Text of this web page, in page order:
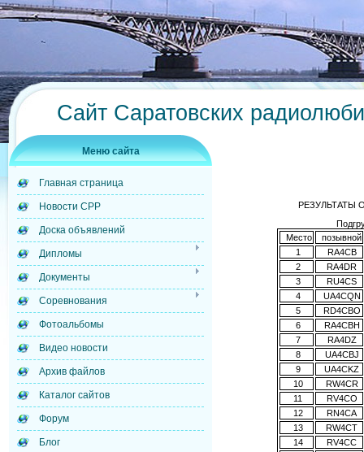
Сайт Саратовских
Меню сайта
Главная страница
Новости СРР
Доска объявлений
Дипломы
Документы
Соревнования
Фотоальбомы
Видео новости
Архив файлов
Каталог сайтов
Форум
Блог
РЕЗУЛЬТАТЫ
Место
позывной
1
RA4CB
2
RA4DR
3
RU4CS
4
UA4CQN
5
RD4CBO
6
RA4CBH
7
RA4DZ
8
UA4CBJ
9
UA4CKZ
10
RW4CR
11
RV4CO
12
RN4CA
13
RW4CT
14
RV4CC